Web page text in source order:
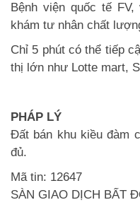
Bệnh viện quốc tế
khám tư nhân chất
Chỉ 5 phút có thể tiếp
thị lớn như Lotte mart,
PHÁP LÝ
Đất bán khu kiều đàm
đủ.
Mã tin: 12647
SÀN GIAO DỊCH BẤT